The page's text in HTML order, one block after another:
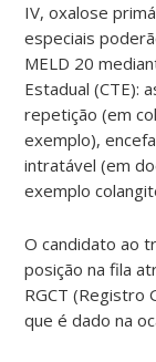
IV, oxalose
especiais
MELD 20
Estadual (CTE):
repetição (em
exemplo),
intratável (em
exemplo
O candidato ao
posição na fila
RGCT (Registro
que é dado na